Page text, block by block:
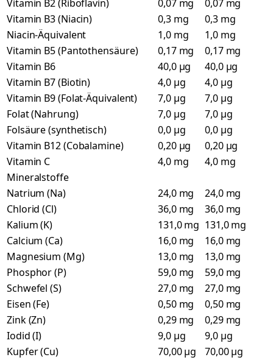
Vitamin B2 (Riboflavin)
0,07 mg
0,07 mg
Vitamin B3 (Niacin)
0,3 mg
0,3 mg
Niacin-Äquivalent
1,0 mg
1,0 mg
Vitamin B5 (Pantothensäure)
0,17 mg
0,17 mg
Vitamin B6
40,0 µg
40,0 µg
Vitamin B7 (Biotin)
4,0 µg
4,0 µg
Vitamin B9 (Folat-Äquivalent)
7,0 µg
7,0 µg
Folat (Nahrung)
7,0 µg
7,0 µg
Folsäure (synthetisch)
0,0 µg
0,0 µg
Vitamin B12 (Cobalamine)
0,20 µg
0,20 µg
Vitamin C
4,0 mg
4,0 mg
Mineralstoffe
Natrium (Na)
24,0 mg
24,0 mg
Chlorid (Cl)
36,0 mg
36,0 mg
Kalium (K)
131,0 mg 131,0 mg
Calcium (Ca)
16,0 mg
16,0 mg
Magnesium (Mg)
13,0 mg
13,0 mg
Phosphor (P)
59,0 mg
59,0 mg
Schwefel (S)
27,0 mg
27,0 mg
Eisen (Fe)
0,50 mg
0,50 mg
Zink (Zn)
0,29 mg
0,29 mg
Iodid (I)
9,0 µg
9,0 µg
Kupfer (Cu)
70,00 µg
70,00 µg